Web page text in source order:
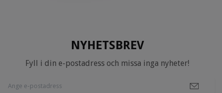
NYHETSBREV
Fyll i din e-postadress och missa inga nyheter!